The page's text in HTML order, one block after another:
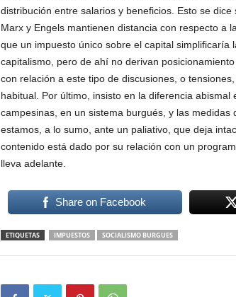
distribución entre salarios y beneficios. Esto se
Marx y Engels mantienen distancia con respecto a
que un impuesto único sobre el capital
capitalismo, pero de ahí no derivan
con relación a este tipo de discusiones, o
habitual. Por último, insisto en la diferencia
campesinas, en un sistema burgués, y las
estamos, a lo sumo, ante un paliativo, que deja
contenido está dado por su relación con un
lleva adelante.
Share on Facebook
ETIQUETAS IMPUESTOS SOCIALISMO BURGUES